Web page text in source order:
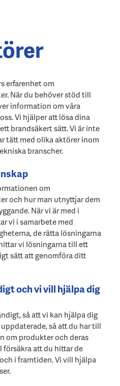
erfarenhet om
När du behöver stöd till
information om våra
Vi hjälper att lösa dina
brandsäkert sätt. Vi är inte
tätt med olika aktörer inom
branscher.
om
och hur man utnyttjar dem
När vi är med i
vi i samarbete med
de rätta lösningarna
vi lösningarna till ett
sätt att genomföra ditt
och vi vill hjälpa dig
så att vi kan hjälpa dig
så att du har till
om produkter och deras
försäkra att du hittar de
i framtiden. Vi vill hjälpa